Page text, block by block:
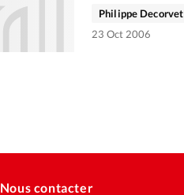
Philippe Decorvet
23 Oct 2006
Nous contacter